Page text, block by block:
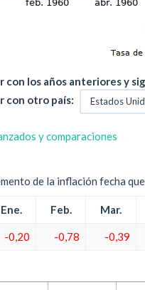
con los años anteriores y
con otro país:
y comparaciones
de la inflación fecha
Ene. Feb. Mar.
-0,20 -0,78 -0,39